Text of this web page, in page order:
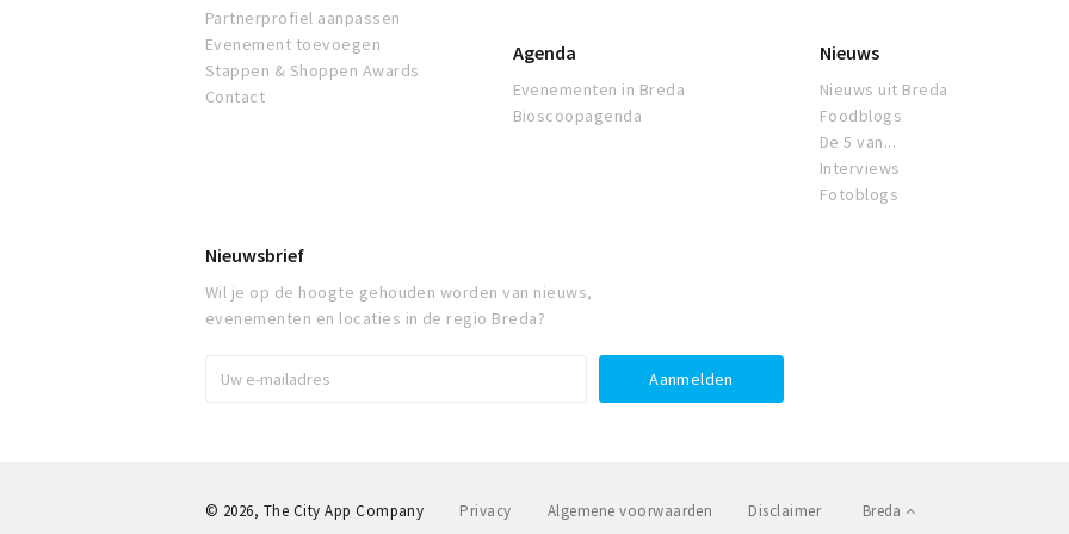
Partnerprofiel aanpassen
Evenement toevoegen
Stappen & Shoppen Awards
Contact
Agenda
Evenementen in Breda
Bioscoopagenda
Nieuws
Nieuws uit Breda
Foodblogs
De 5 van...
Interviews
Fotoblogs
Nieuwsbrief
Wil je op de hoogte gehouden worden van nieuws,
evenementen en locaties in de regio Breda?
Privacy Algemene voorwaarden Disclaimer Breda
© 2026, The City App Company